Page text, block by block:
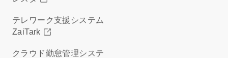
テレワーク支援システム
ZaiTark
クラウド勤怠管理システ